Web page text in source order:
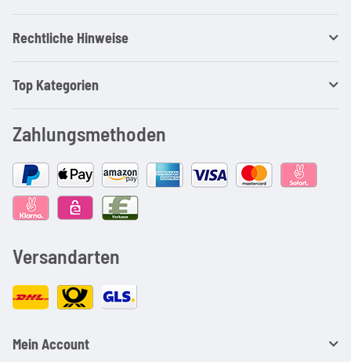
Rechtliche Hinweise
Top Kategorien
Zahlungsmethoden
Versandarten
Mein Account